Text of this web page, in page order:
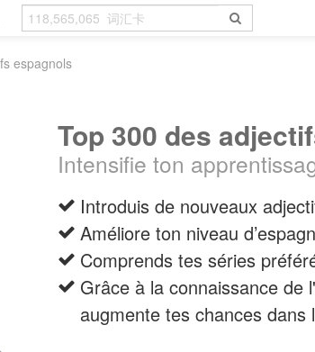
espagnols
Top 300 des
Intensifie ton
Introduis de nouveaux
Améliore ton niveau
Comprends tes séries
Grâce à la connaissance de
augmente tes chances dans